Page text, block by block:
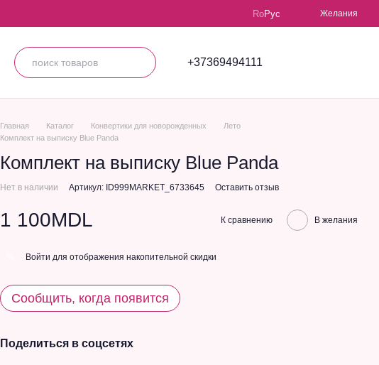
RoРус Желания
+37369494111
Главная Каталог Конвертики для новорожденных
Лето
Комплект на выписку Blue Panda
Комплект на выписку Blue Panda
Нет в наличии Артикул: ID999MARKET_6733645 Оставить отзыв
1 100MDL К сравнению В желания
Войти для отображения накопительной скидки
Сообщить, когда появится
Поделиться в соцсетях